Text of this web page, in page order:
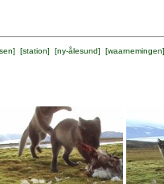
] [station] [ny-ålesund] [waarnemingen